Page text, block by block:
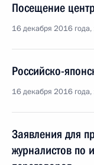
Посещение
16 декабря 2016
Российско-
16 декабря 2016
Заявления для
журналистов по